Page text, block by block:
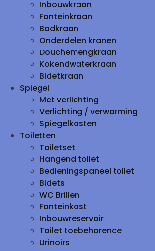
Inbouwkraan
Fonteinkraan
Badkraan
Onderdelen kranen
Douchemengkraan
Kokendwaterkraan
Bidetkraan
Spiegel
Met verlichting
Verlichting / verwarming
Spiegelkasten
Toiletten
Toiletset
Hangend toilet
Bedieningspaneel toilet
Bidets
WC Brillen
Fonteinkast
Inbouwreservoir
Toilet toebehorende
Urinoirs